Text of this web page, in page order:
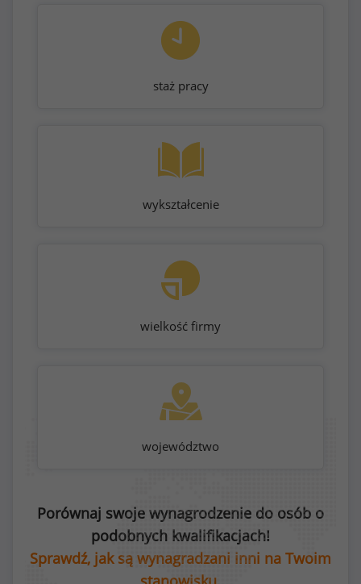
staż pracy
wykształcenie
wielkość firmy
województwo
Porównaj swoje wynagrodzenie do osób o
podobnych kwalifikacjach!
Sprawdź, jak są wynagradzani inni na Twoim